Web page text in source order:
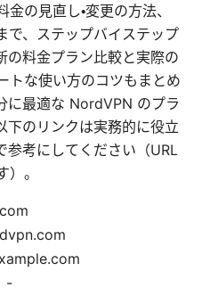
の見直し・変更の方法、
で、ステップバイステップ
の料金プラン比較と実際の
トな使い方のコツもまとめ
に最適な NordVPN のプラ
下のリンクは実務的に役立
参考にしてください（URL
。
-